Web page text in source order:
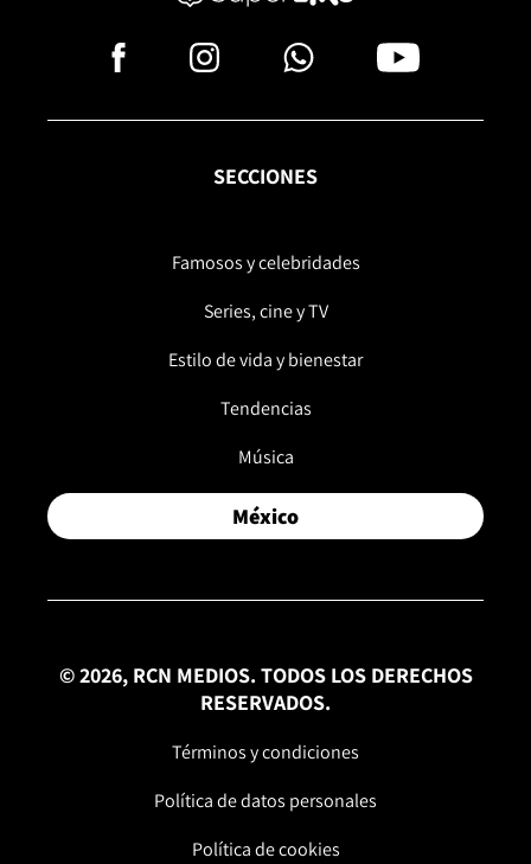
SECCIONES
Famosos y celebridades
Series, cine y TV
Estilo de vida y bienestar
Tendencias
Música
México
© 2026, RCN MEDIOS. TODOS LOS DERECHOS
RESERVADOS.
Términos y condiciones
Política de datos personales
Política de cookies